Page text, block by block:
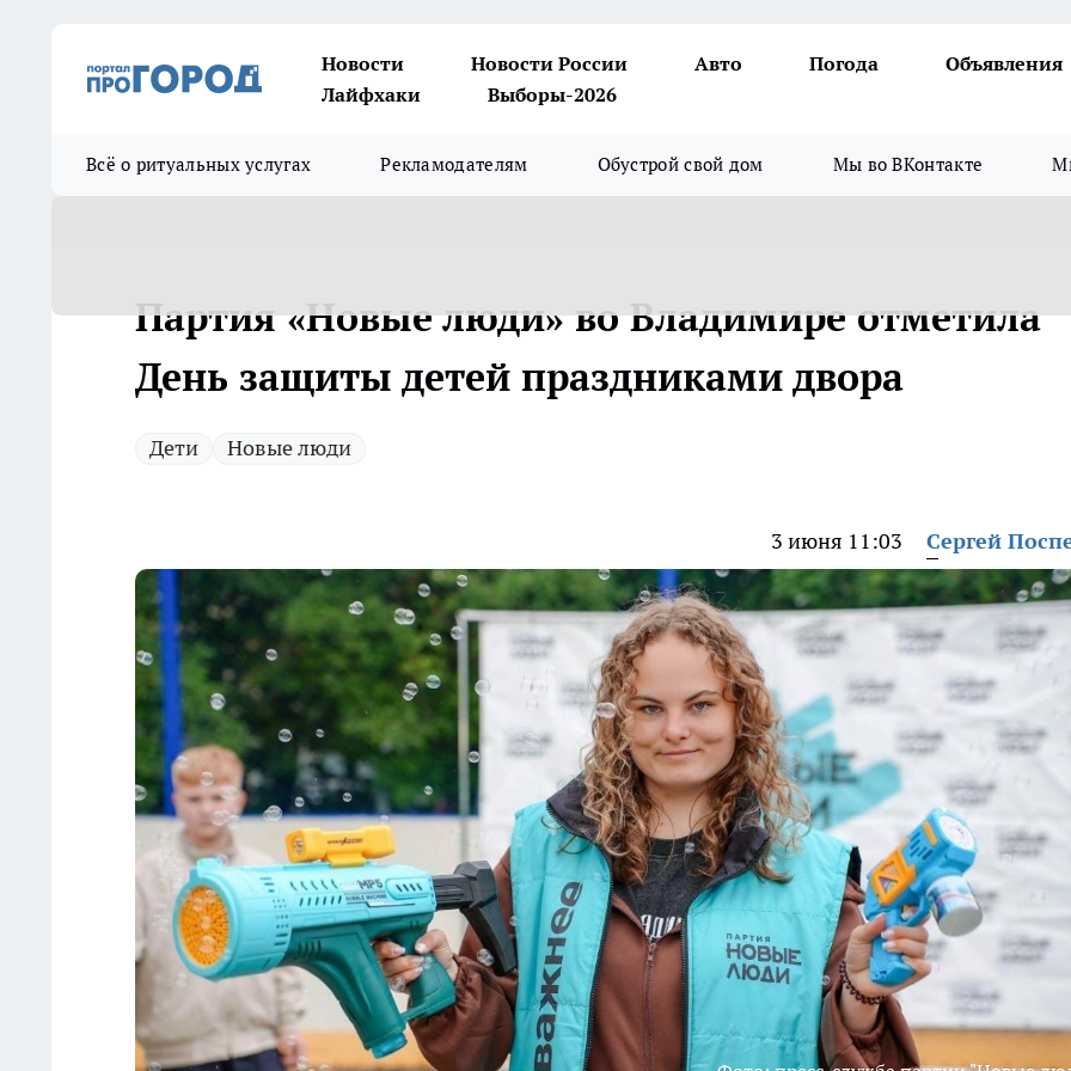
Новости Новости России Авто Погода
Объявления
Лайфхаки
Выборы-2026
Всё о ритуальных услугах Рекламодателям Обустрой свой дом Мы во ВКонтакте
Партия «Новые люди» во Владимире отметила
День защиты детей праздниками двора
Дети Новые люди
3 июня 11:03 Сергей